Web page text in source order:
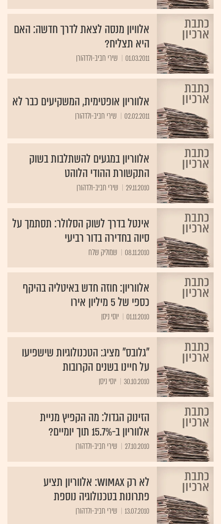
אלוויון מנסה לצאת לדרך חדשה: האם
היא תצליח?
01.03.2011 שירי חביב-ולדהורן
אלווריון אופטימית, המשקיעים כבר לא
02.02.2011 שירי חביב-ולדהורן
אלווריון במגעים להשתלבות בשוק
התקשורת ההודי הלוהט
29.11.2010 שירי חביב-ולדהורן
אינטל בדרך לשוק הסלולר: תסתמך על
סיוה בחדירה בדור רביעי
08.11.2010 שמוליק שלח
אלווריון: חוזה חדש באיטליה בהיקף
כספי של 5 מיליון אירו
01.11.2010 יוסי ניסן
"גלובס" מציג: הטכנולוגיות שישפיעו
על חיינו בשנים הקרובות
30.10.2010 יוסי ניסן
הזינוק הגדול: מה הקפיץ מניית
אלווריון ב-15.7% תוך יומיים?
27.10.2010 שירי חביב-ולדהורן
לא רק WiMAX: אלווריון תציע
פתרונות בטכנולוגיה נוספת
13.07.2010 שירי חביב-ולדהורן